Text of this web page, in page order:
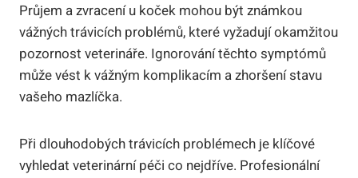
Průjem a zvracení u⁣ koček mohou‌ být​ známkou
vážných trávicích ⁣problémů, které vyžadují okamžitou
pozornost veterináře. Ignorování těchto symptómů
může vést⁣ k vážným komplikacím a​ zhoršení stavu‍
vašeho mazlíčka.
Při dlouhodobých trávicích problémech je klíčové
vyhledat veterinární péči‍ co‍ nejdříve. Profesionální‍